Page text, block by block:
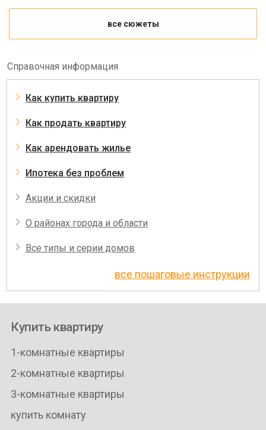
все сюжеты
Справочная информация
Как купить квартиру
Как продать квартиру
Как арендовать жилье
Ипотека без проблем
Акции и скидки
О районах города и области
Все типы и серии домов
все пошаговые инструкции
Купить квартиру
1-комнатные квартиры
2-комнатные квартиры
3-комнатные квартиры
купить комнату